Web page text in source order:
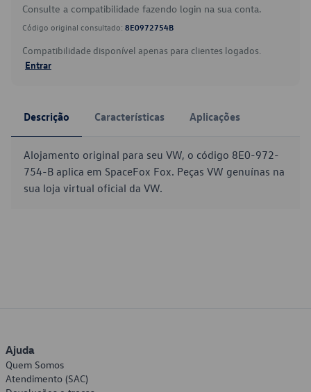
Consulte a compatibilidade fazendo login na sua conta.
Código original consultado: 8E0972754B
Compatibilidade disponível apenas para clientes logados.
Entrar
Descrição Características Aplicações
Alojamento original para seu VW, o código 8E0-972-
754-B aplica em SpaceFox Fox. Peças VW genuínas na
sua loja virtual oficial da VW.
Ajuda
Quem Somos
Atendimento (SAC)